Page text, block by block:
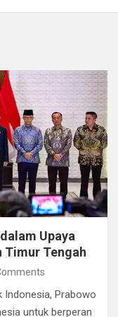
Cegah
Bangunan Liar dalam
Sabu di Bengkulu,
Digagalkan Polisi
Upaya
Timur Tengah
Indonesia, Prabowo
untuk berperan